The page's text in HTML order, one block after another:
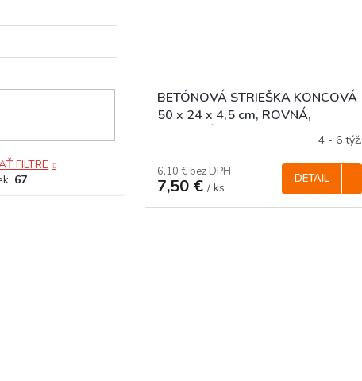
FILTRE
67
BETÓNOVÁ STRIEŠKA KONCOVÁ
50 x 24 x 4,5 cm, ROVNÁ,
4 - 6 týž.
6,10 € bez DPH
7,50 € / ks
DETAIL